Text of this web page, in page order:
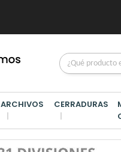
ARCHIVOS CERRADURAS
CLASIFICADOR OFICIO FUELLE 31